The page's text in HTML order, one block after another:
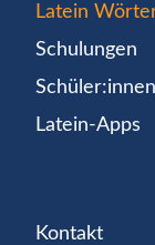
Latein
Schulungen
Schüler:innen
Latein-Apps
Kontakt